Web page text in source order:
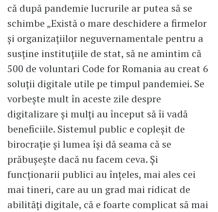
că după pandemie lucrurile ar putea să se
schimbe „Există o mare deschidere a firmelor
și organizațiilor neguvernamentale pentru a
susține instituțiile de stat, să ne amintim că
500 de voluntari Code for Romania au creat 6
soluții digitale utile pe timpul pandemiei. Se
vorbește mult în aceste zile despre
digitalizare și mulți au început să îi vadă
beneficiile. Sistemul public e copleșit de
birocrație și lumea își dă seama că se
prăbușește dacă nu facem ceva. Și
funcționarii publici au înțeles, mai ales cei
mai tineri, care au un grad mai ridicat de
abilități digitale, că e foarte complicat să mai